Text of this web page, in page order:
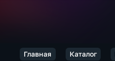
Главная Каталог